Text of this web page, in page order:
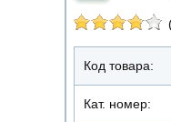
Код товара:
Кат. номер: